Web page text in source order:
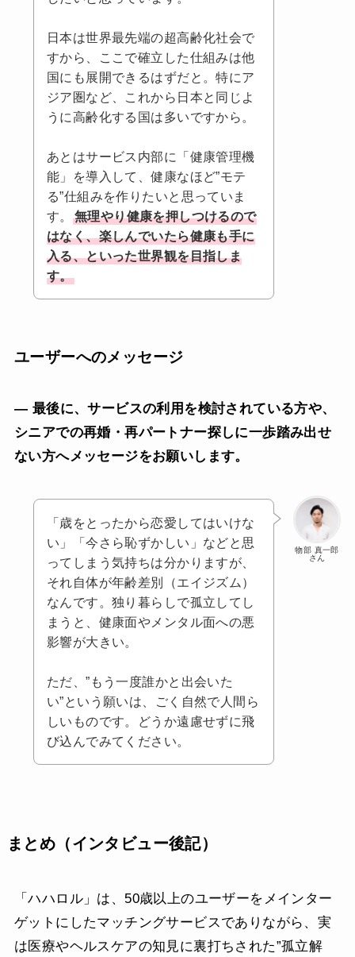
日本は世界最先端の超高齢化社会で
すから、ここで確立した仕組みは他
国にも展開できるはずだと。特にア
ジア圏など、これから日本と同じよ
うに高齢化する国は多いですから。
あとはサービス内部に「健康管理機
能」を導入して、健康なほど”モテ
る”仕組みを作りたいと思っていま
す。
無理やり健康を押しつけるので
はなく、楽しんでいたら健康も手に
入る、といった世界観を目指しま
す。
ユーザーへのメッセージ
— 最後に、サービスの利用を検討されている方や、
シニアでの再婚・再パートナー探しに一歩踏み出せ
ない方へメッセージをお願いします。
物部 真一郎
さん
「歳をとったから恋愛してはいけな
い」「今さら恥ずかしい」などと思
ってしまう気持ちは分かりますが、
それ自体が年齢差別（エイジズム）
なんです。独り暮らしで孤立してし
まうと、健康面やメンタル面への悪
影響が大きい。
ただ、”もう一度誰かと出会いた
い”という願いは、ごく自然で人間ら
しいものです。どうか遠慮せずに飛
び込んでみてください。
まとめ（インタビュー後記）
「ハハロル」は、50歳以上のユーザーをメインター
ゲットにしたマッチングサービスでありながら、実
は医療やヘルスケアの知見に裏打ちされた”孤立解